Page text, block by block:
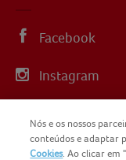
Facebook
Instagram
YouTube
Nós e os nossos
conteúdos e adaptar
Cookies. Ao clicar em